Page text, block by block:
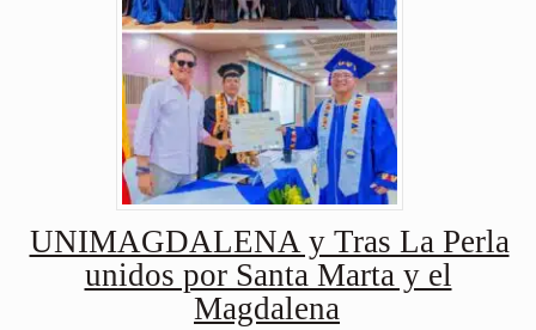
UNIMAGDALENA y Tras La Perla
unidos por Santa Marta y el
Magdalena